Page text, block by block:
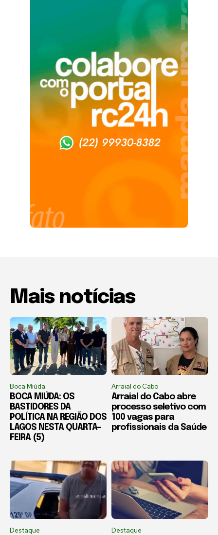
Mais notícias
Boca Miúda
BOCA MIÚDA: OS
BASTIDORES DA
POLÍTICA NA REGIÃO DOS
LAGOS NESTA QUARTA-
FEIRA (5)
Arraial do Cabo
Arraial do Cabo abre
processo seletivo com
100 vagas para
profissionais da Saúde
Destaque Destaque